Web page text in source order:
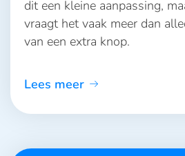
dit een kleine aanpassing,
vraagt het vaak meer dan
van een extra knop.
Lees meer